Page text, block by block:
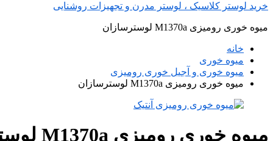
خرید لوستر کلاسیک ، لوستر مدرن و تجهیزات روشنایی
میوه خوری رومیزی M1370a لوسترسازان
خانه
میوه خوری
میوه خوری و آجیل خوری رومیزی
میوه خوری رومیزی M1370a لوسترسازان
میوه خوری رومیزی M1370a لوسترسازان